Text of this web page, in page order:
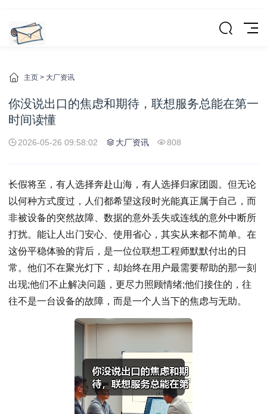
主页 > 大厂资讯
你没说出口的焦虑和期待，联想服务总能在第一
时间读懂
2026-05-26 09:58:02 大厂资讯 808
长假将至，有人选择奔赴山海，有人选择归家团圆。但无论
以何种方式度过，人们都希望这段时光能真正属于自己，而
非被设备的突然故障、数据的意外丢失或连线的意外中断所
打扰。能让人出门安心、使用省心，其实从来都不简单。在
这份平稳体验的背后，是一位位联想工程师默默付出的日
常。他们不在聚光灯下，却始终在用户最需要帮助的那一刻
出现;他们不止解决问题，更尽力照顾情绪;他们接住的，往
往不是一台设备的故障，而是一个人当下的焦虑与无助。